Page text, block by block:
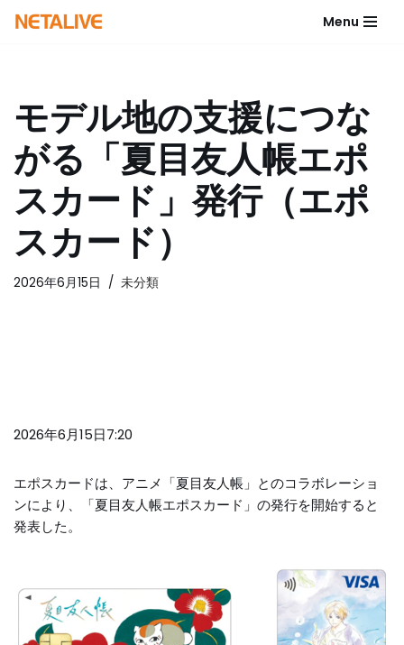
ン
へ
ス
キ
プ
Menu
モデル地の支援につな
がる「夏目友人帳エポ
スカード」発行（エポ
スカード）
2026年6月15日 未分類
2026年6月15日7:20
エポスカードは、アニメ「夏目友人帳」とのコラボレーショ
ンにより、「夏目友人帳エポスカード」の発行を開始すると
発表した。